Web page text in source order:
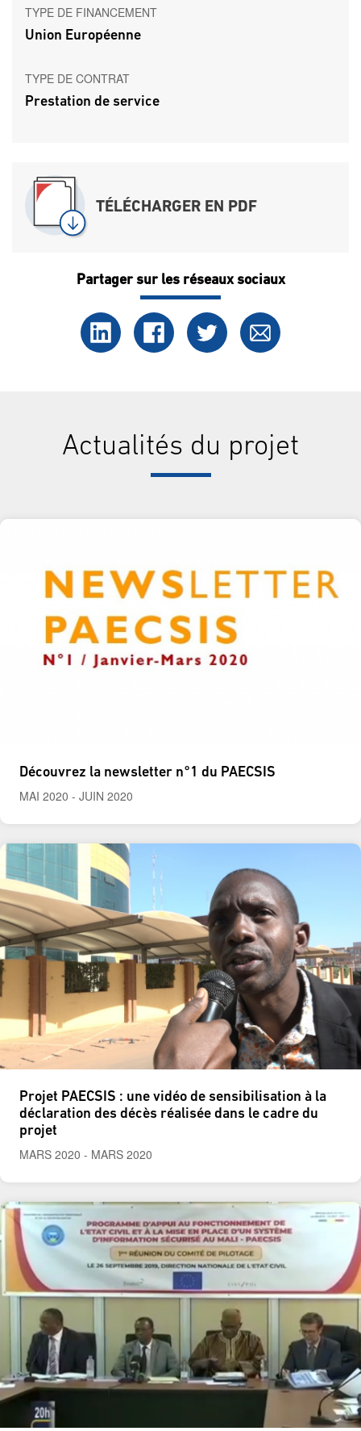
TYPE DE FINANCEMENT
Union Européenne
TYPE DE CONTRAT
Prestation de service
TÉLÉCHARGER EN PDF
Partager sur les réseaux sociaux
Actualités du projet
Découvrez la newsletter n°1 du PAECSIS
MAI 2020 - JUIN 2020
Projet PAECSIS : une vidéo de sensibilisation à la
déclaration des décès réalisée dans le cadre du
projet
MARS 2020 - MARS 2020